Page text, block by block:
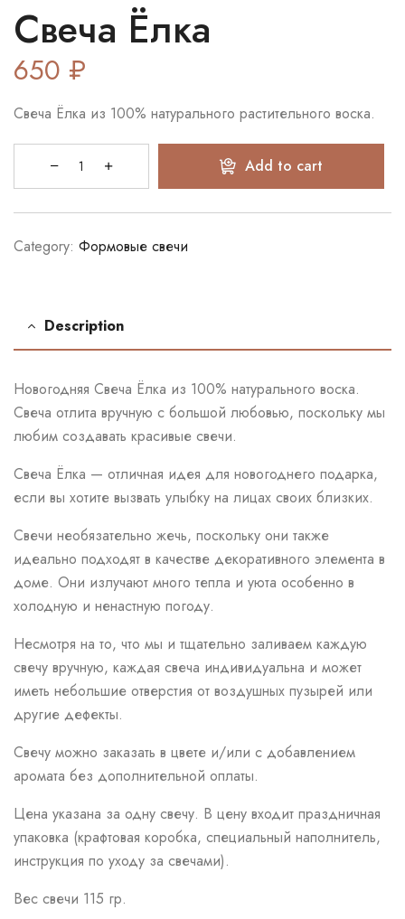
Свеча Ёлка
650 ₽
Свеча Ёлка из 100% натурального растительного воска.
Add to cart
Category: Формовые свечи
Description
Новогодняя Свеча Ёлка из 100% натурального воска.
Свеча отлита вручную с большой любовью, поскольку мы
любим создавать красивые свечи.
Свеча Ёлка — отличная идея для новогоднего подарка,
если вы хотите вызвать улыбку на лицах своих близких.
Свечи необязательно жечь, поскольку они также
идеально подходят в качестве декоративного элемента в
доме. Они излучают много тепла и уюта особенно в
холодную и ненастную погоду.
Несмотря на то, что мы и тщательно заливаем каждую
свечу вручную, каждая свеча индивидуальна и может
иметь небольшие отверстия от воздушных пузырей или
другие дефекты.
Свечу можно заказать в цвете и/или с добавлением
аромата без дополнительной оплаты.
Цена указана за одну свечу. В цену входит праздничная
упаковка (крафтовая коробка, специальный наполнитель,
инструкция по уходу за свечами).
Вес свечи 115 гр.